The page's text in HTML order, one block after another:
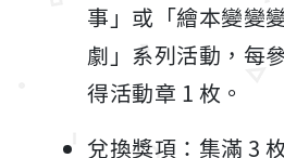
事」或「繪本變變
劇」系列活動，每
得活動章 1 枚。
兌換獎項：集滿 3